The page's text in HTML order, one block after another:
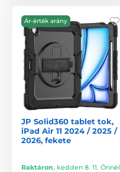
Ár-érték arány
JP Solid360 tablet tok,
iPad Air 11 2024 / 2025 /
2026, fekete
Raktáron, kedden 8. 11. Önnél